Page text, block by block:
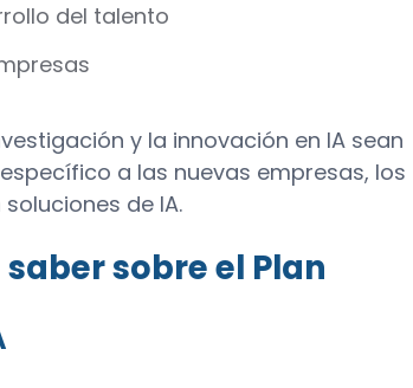
del talento
y la innovación en IA sean
a las nuevas empresas, los
de IA.
sobre el Plan